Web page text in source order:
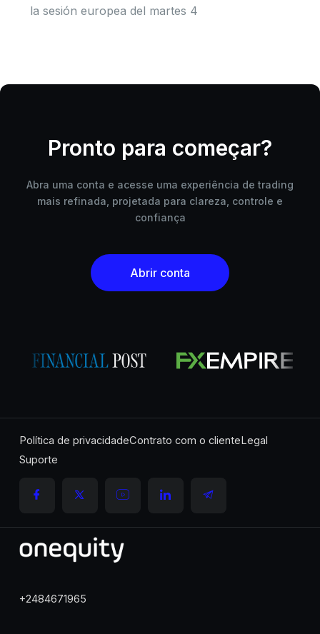
la sesión europea del martes 4
Pronto para começar?
Abra uma conta e acesse uma experiência de trading
mais refinada, projetada para clareza, controle e
confiança
Abrir conta
Política de privacidadeContrato com o clienteLegal
Suporte
+2484671965